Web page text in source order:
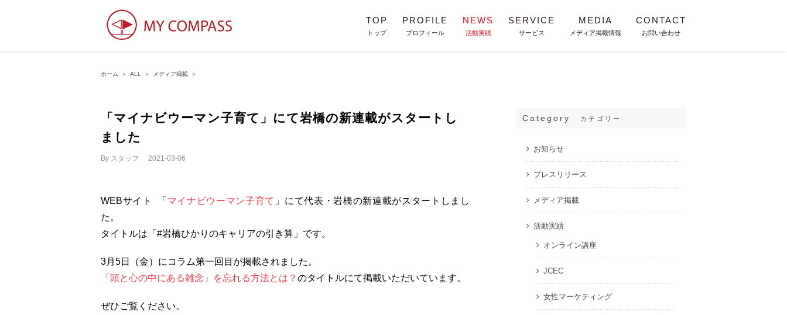
TOP
トップ
PROFILE
プロフィール
NEWS
活動実績
SERVICE
サービス
MEDIA
メディア掲載情報
CONTACT
お問い合わせ
ホーム ＞ ALL ＞ メディア掲載 ＞
「マイナビウーマン子育て」にて岩橋の新連載がスタートし
ました
By スタッフ 2021-03-06
WEBサイト 「 マイナビウーマン子育て 」にて代表・岩橋の新連載がスタートしまし
た。
タイトルは「#岩橋ひかりのキャリアの引き算」です。
3月5日（金）にコラム第一回目が掲載されました。
「頭と心の中にある雑念」を忘れる方法とは？ のタイトルにて掲載いただいています。
ぜひご覧ください。
Category カテゴリー
お知らせ
プレスリリース
メディア掲載
活動実績
オンライン講座
JCEC
女性マーケティング